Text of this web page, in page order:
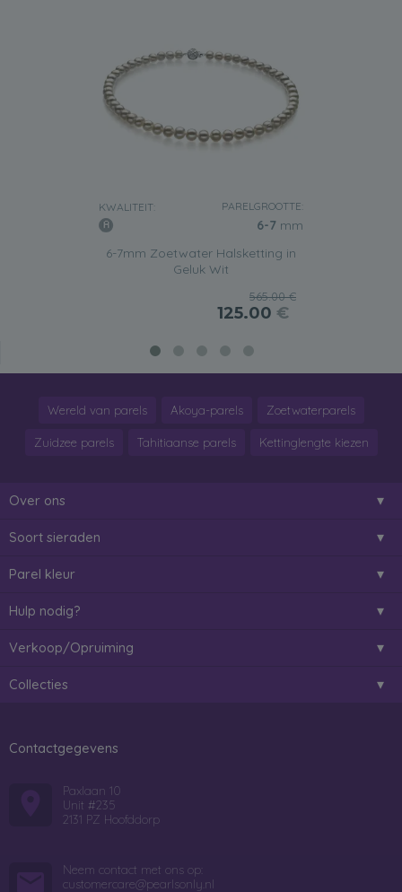
KWALITEIT: PARELGROOTTE:
6-7 mm
6-7mm Zoetwater Halsketting in
Geluk Wit
565.00 €
125.00 €
Wereld van parels Akoya-parels Zoetwaterparels
Zuidzee parels Tahitiaanse parels Kettinglengte kiezen
Over ons
Soort sieraden
Parel kleur
Hulp nodig?
Verkoop/Opruiming
Collecties
Contactgegevens
Paxlaan 10
Unit #235
2131 PZ Hoofddorp
Neem contact met ons op:
customercare@pearlsonly.nl